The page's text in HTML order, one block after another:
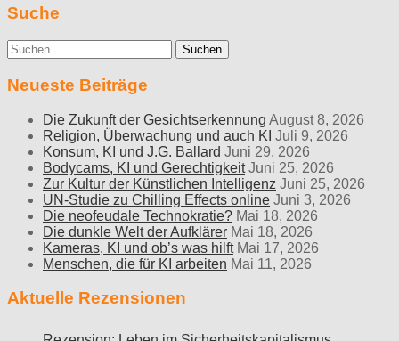
Suche
Suche
nach:
Neueste Beiträge
Die Zukunft der Gesichtserkennung August 8, 2026
Religion, Überwachung und auch KI Juli 9, 2026
Konsum, KI und J.G. Ballard Juni 29, 2026
Bodycams, KI und Gerechtigkeit Juni 25, 2026
Zur Kultur der Künstlichen Intelligenz Juni 25, 2026
UN-Studie zu Chilling Effects online Juni 3, 2026
Die neofeudale Technokratie? Mai 18, 2026
Die dunkle Welt der Aufklärer Mai 18, 2026
Kameras, KI und ob’s was hilft Mai 17, 2026
Menschen, die für KI arbeiten Mai 11, 2026
Aktuelle Rezensionen